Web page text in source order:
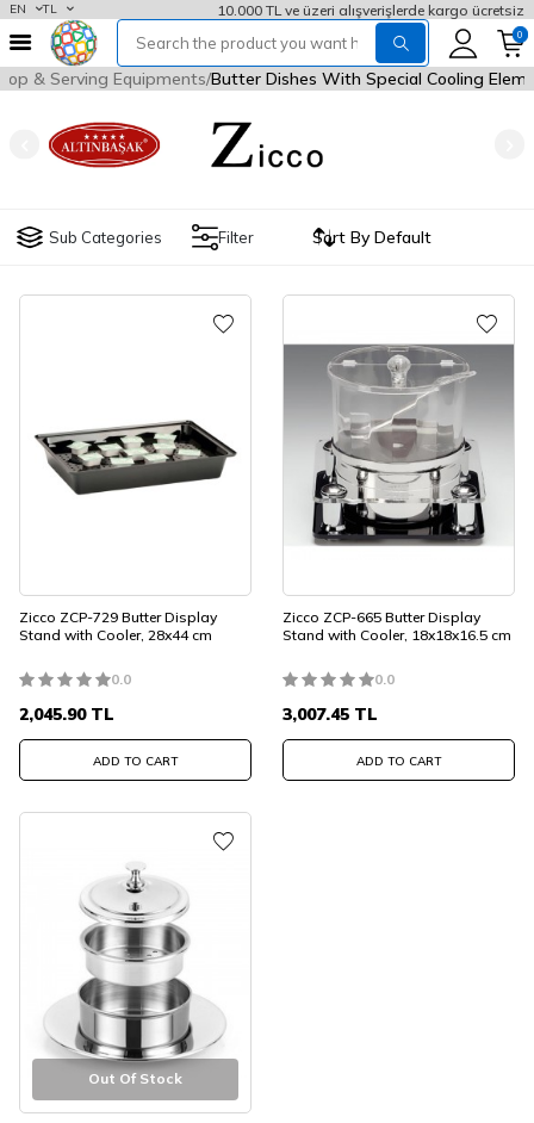
EN TL 10.000 TL ve üzeri alışverişlerde kargo ücretsiz
0
& Serving Equipments Butter Dishes With Special Cooling
Sub Categories Filter
Zicco ZCP-729 Butter Display
Stand with Cooler, 28x44 cm
0.0
2,045.90TL
ADD TO CART
Zicco ZCP-665 Butter Display
Stand with Cooler, 18x18x16.5 cm
0.0
3,007.45 TL
ADD TO CART
Out Of Stock